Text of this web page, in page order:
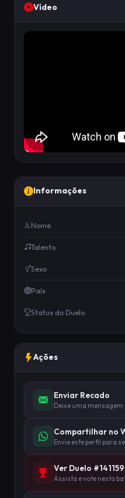
Vídeo
Informações
Nome
Talento
Sexo
País
Status do Duelo
Ações
Enviar Recado
Deixe uma
Compartilhar no
Envie este perfil para
Ver Duelo #141159
Assista e vote nesta